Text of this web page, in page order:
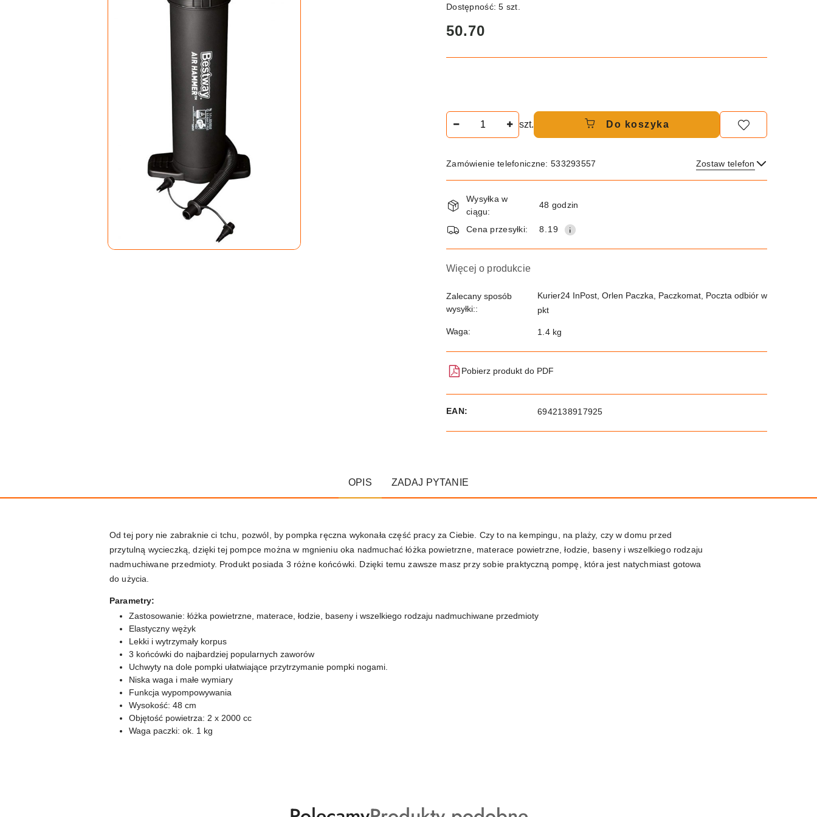
Dostępność:5 szt.
cena:
50.70
szt. Do koszyka
Zamówienie telefoniczne: 533293557 Zostaw telefon
Wyślij
Dostępność
i
dostawa
Wysyłka w
ciągu:
48 godzin
Cena przesyłki: 8.19
Więcej o produkcie
Zalecany sposób
wysyłki::
Kurier24 InPost, Orlen Paczka, Paczkomat, Poczta odbiór w
pkt
Waga: 1.4 kg
Pobierz produkt do PDF
EAN: 6942138917925
OPIS ZADAJ PYTANIE
Od tej pory nie zabraknie ci tchu, pozwól, by pompka ręczna wykonała część pracy za Ciebie. Czy to na kempingu, na plaży, czy w domu przed
przytulną wycieczką, dzięki tej pompce można w mgnieniu oka nadmuchać łóżka powietrzne, materace powietrzne, łodzie, baseny i wszelkiego rodzaju
nadmuchiwane przedmioty. Produkt posiada 3 różne końcówki. Dzięki temu zawsze masz przy sobie praktyczną pompę, która jest natychmiast gotowa
do użycia.
Parametry:
Zastosowanie: łóżka powietrzne, materace, łodzie, baseny i wszelkiego rodzaju nadmuchiwane przedmioty
Elastyczny wężyk
Lekki i wytrzymały korpus
3 końcówki do najbardziej popularnych zaworów
Uchwyty na dole pompki ułatwiające przytrzymanie pompki nogami.
Niska waga i małe wymiary
Funkcja wypompowywania
Wysokość: 48 cm
Objętość powietrza: 2 x 2000 cc
Waga paczki: ok. 1 kg